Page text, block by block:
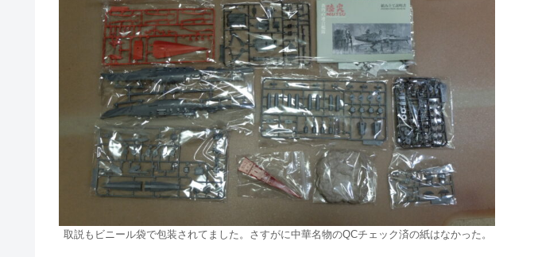
取説もビニール袋で包装されてました。さすがに中華名物のQCチェック済の紙はなかった。